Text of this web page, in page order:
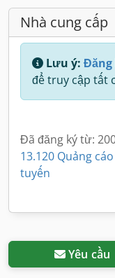
Nhà cung cấp
Lưu ý: Đăng
để truy cập tất
Đã đăng ký từ:
13.120 Quảng
tuyến
Yêu cầu